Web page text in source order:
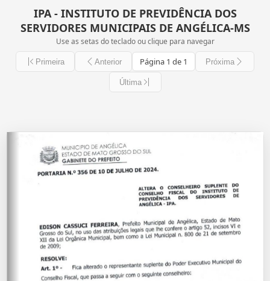
IPA - INSTITUTO DE PREVIDÊNCIA DOS
SERVIDORES MUNICIPAIS DE ANGÉLICA-MS
Use as setas do teclado ou clique para navegar
Primeira Anterior Página 1 de 1 Próxima
Última